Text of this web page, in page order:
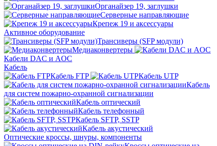
Органайзер 19, заглушки
Серверные направляющие
Крепеж 19 и аксессуары
Активное оборудование
Трансиверы (SFP модули)
Медиаконвертеры
Кабели DAC и AOC
Кабель
Кабель FTP
Кабель UTP
Кабель
для систем пожарно-охранной сигнализации
Кабель оптический
Кабель телефонный
Кабель SFTP, SSTP
Кабель акустический
Оптические кроссы, шнуры, компоненты